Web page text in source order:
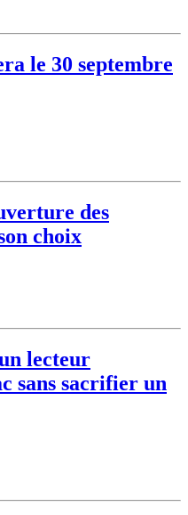
le 30 septembre
des
choix
lecteur
sans sacrifier un